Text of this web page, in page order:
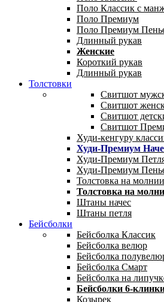
Поло Классик с
Поло Премиум
Поло Премиум
Длинный рукав
Женские
Короткий рукав
Длинный рукав
Толстовки
Свитшот
Свитшот
Свитшот
Свитшот
Худи-кенгуру
Худи-Премиум
Худи-Премиум
Худи-Премиум
Толстовка на молнии
Толстовка на
Штаны начес
Штаны петля
Бейсболки
Бейсболка Классик
Бейсболка велюр
Бейсболка
Бейсболка Смарт
Бейсболка на
Бейсболки 6-
Козырек